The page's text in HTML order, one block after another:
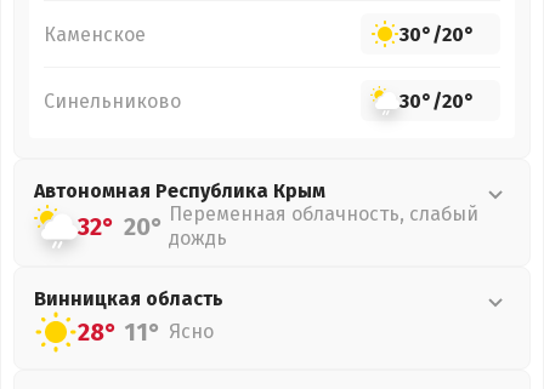
Каменское 30°/20°
Синельниково 30°/20°
Автономная Республика Крым
32° 20° Переменная облачность, слабый
дождь
Винницкая область
28° 11° Ясно